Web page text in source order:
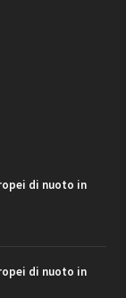
di nuoto in
di nuoto in